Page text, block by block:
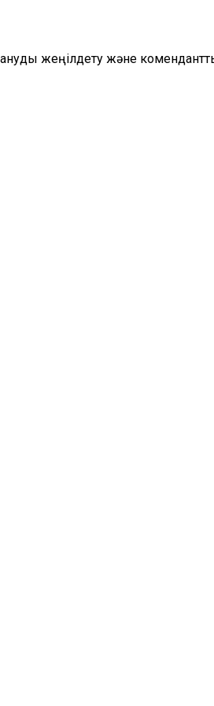
жеңілдету және